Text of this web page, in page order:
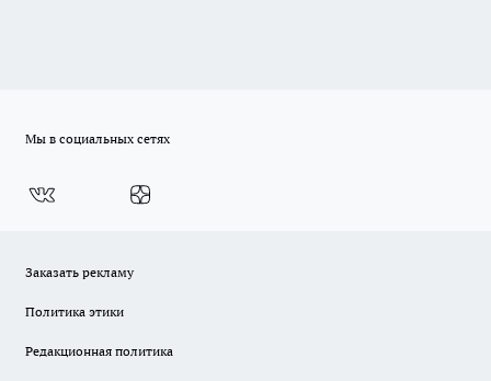
Мы в социальных сетях
Заказать рекламу
Политика этики
Редакционная политика